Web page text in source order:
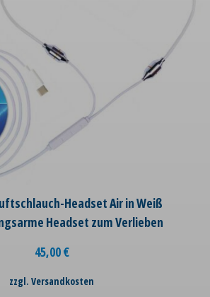
Headset Air in Weiß
Headset zum Verlieben
45,00€
zzgl. Versandkosten